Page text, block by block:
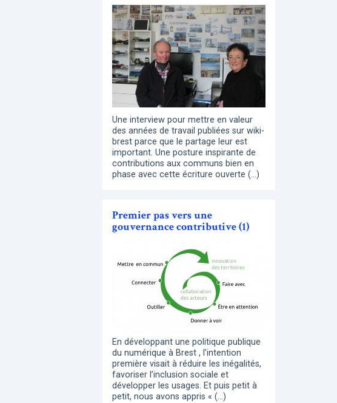
Une interview pour mettre en valeur
des années de travail publiées sur wiki-
brest parce que le partage leur est
important. Une posture inspirante de
contributions aux communs bien en
phase avec cette écriture ouverte (…)
Premier pas vers une
gouvernance contributive (1)
En développant une politique publique
du numérique à Brest , l’intention
première visait à réduire les inégalités,
favoriser l’inclusion sociale et
développer les usages. Et puis petit à
petit, nous avons appris « (…)